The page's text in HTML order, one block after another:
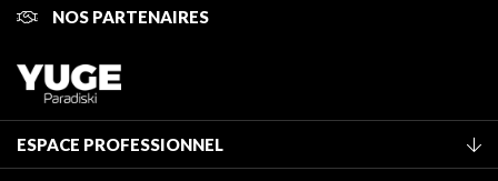
NOS PARTENAIRES
ESPACE PROFESSIONNEL